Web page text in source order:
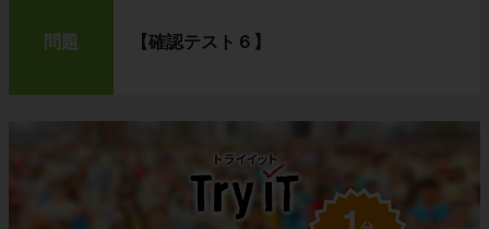
問題 【確認テスト６】